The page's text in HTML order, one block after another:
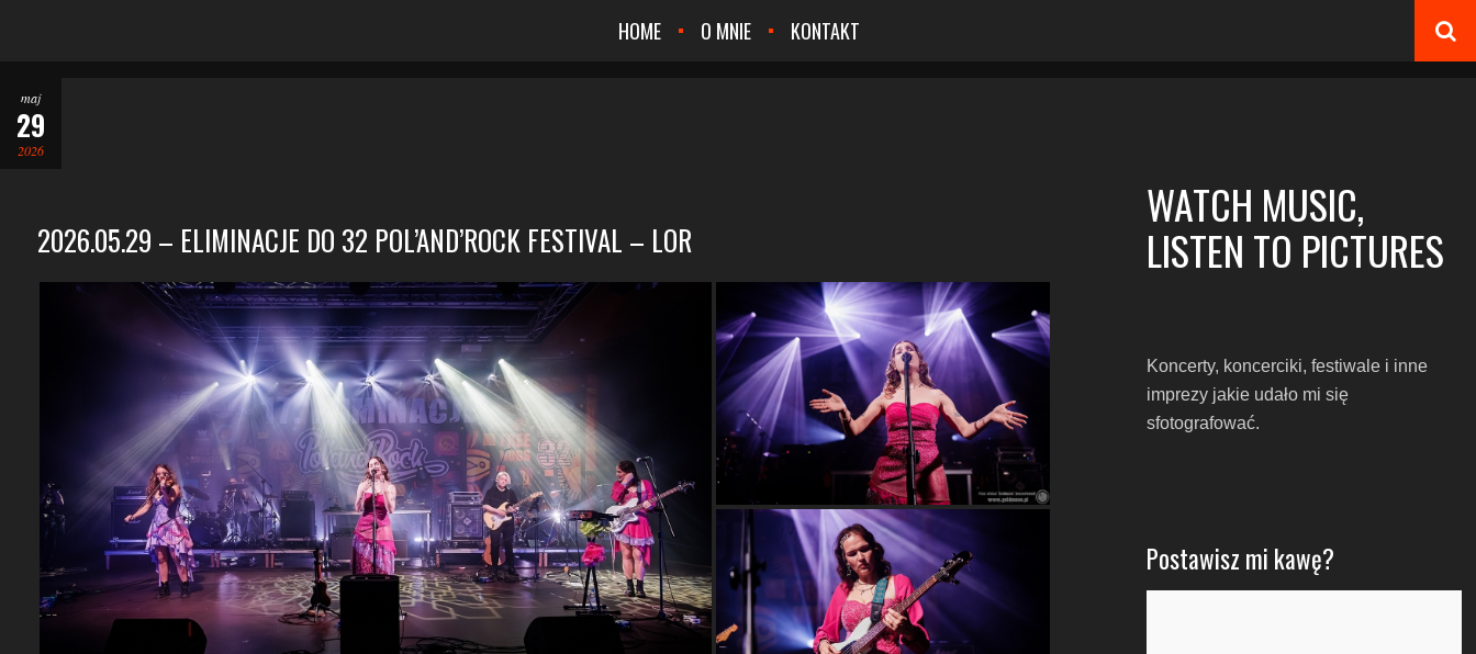
HOME O MNIE KONTAKT
maj
29
2026
2026.05.29 – ELIMINACJE DO 32 POL’AND’ROCK FESTIVAL – LOR
WATCH MUSIC,
LISTEN TO PICTURES
Koncerty, koncerciki, festiwale i inne
imprezy jakie udało mi się
sfotografować.
Postawisz mi kawę?